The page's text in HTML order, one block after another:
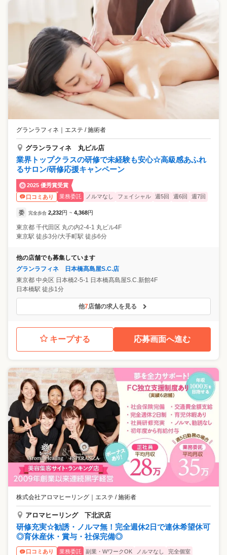
グランラフィネ ｜ エステ / 施術者
グランラフィネ 丸ビル店
業界トップクラスの研修で未経験も安心☆高級感あふれ
るサロン/研修応援キャンペーン
2025 優秀賞受賞
口コミあり
業務委託 ノルマなし フェイシャル 週5回 週6回 週7回
委 完全歩合 2,232円 ~ 4,368円
東京都 千代田区 丸の内2-4-1 丸ビル4F
東京駅 徒歩3分/大手町駅 徒歩6分
他の店舗でも募集しています
グランラフィネ 日本橋髙島屋S.C.店
東京都 中央区 日本橋2-5-1 日本橋髙島屋S.C.新館4F
日本橋駅 徒歩1分
他7店舗の求人を見る
キープする 応募画面へ進む
株式会社アロマヒーリング エステ / 施術者
アロマヒーリング 下北沢店
研修充実☆勧誘・ノルマ無！完全週休2日で連休希望休可
◎育休産休・賞与・社保完備◎
口コミあり 業務委託 副業・WワークOK ノルマなし
完全個室